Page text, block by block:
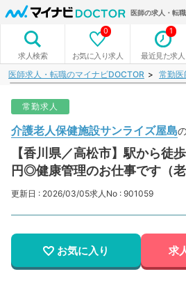
医師の求人・転
求人検索 お気に入り求人
0
最近見た求人
1
医師求人・転職のマイナビDOCTOR 常勤医
常勤求人
介護老人保健施設サンライズ屋島
【香川県／高松市】駅から
円◎健康管理のお仕事です（老
更新日 : 2026/03/05求人No : 901059
お気に入り 求